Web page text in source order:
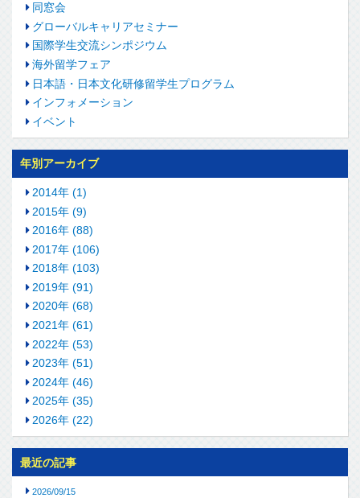
同窓会
グローバルキャリアセミナー
国際学生交流シンポジウム
海外留学フェア
日本語・日本文化研修留学生プログラム
インフォメーション
イベント
年別アーカイブ
2014年 (1)
2015年 (9)
2016年 (88)
2017年 (106)
2018年 (103)
2019年 (91)
2020年 (68)
2021年 (61)
2022年 (53)
2023年 (51)
2024年 (46)
2025年 (35)
2026年 (22)
最近の記事
2026/09/15